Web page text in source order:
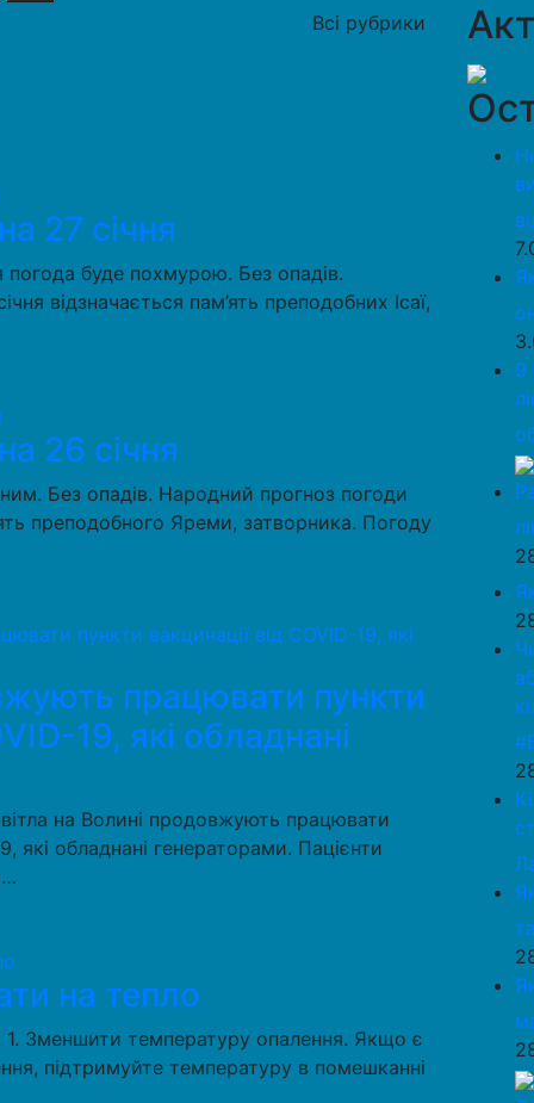
Всі рубрики
27 січня
буде похмурою. Без опадів.
відзначається пам’ять преподобних Ісаї,
26 січня
Без опадів. Народний прогноз погоди
преподобного Яреми, затворника. Погоду
працювати пункти
19, які обладнані
на Волині продовжують працювати
які обладнані генераторами. Пацієнти
на тепло
Зменшити температуру опалення. Якщо є
підтримуйте температуру в помешканні
9